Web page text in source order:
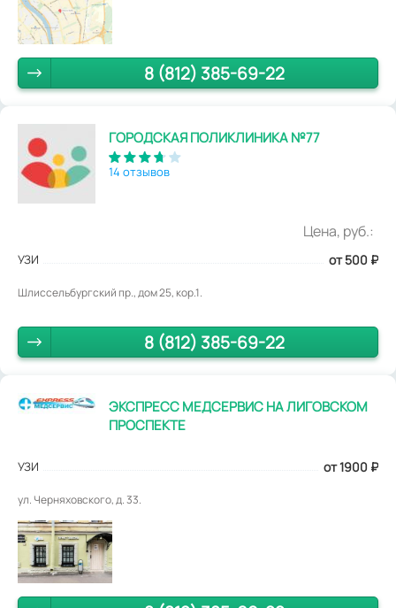
8 (812) 385-69-22
ГОРОДСКАЯ ПОЛИКЛИНИКА №77
14 отзывов
Цена, руб.:
УЗИ от 500 ₽
Шлиссельбургский пр., дом 25, кор.1.
8 (812) 385-69-22
ЭКСПРЕСС МЕДСЕРВИС НА ЛИГОВСКОМ
ПРОСПЕКТЕ
УЗИ от 1900 ₽
ул. Черняховского, д. 33.